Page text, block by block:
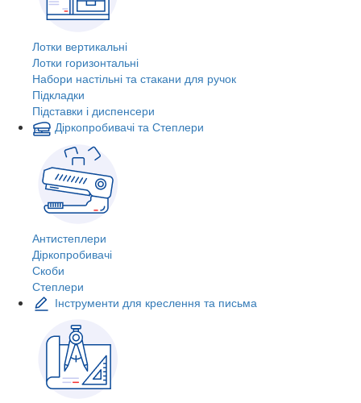
Лотки вертикальні
Лотки горизонтальні
Набори настільні та стакани для ручок
Підкладки
Підставки і диспенсери
Діркопробивачі та Степлери
Антистеплери
Діркопробивачі
Скоби
Степлери
Інструменти для креслення та письма